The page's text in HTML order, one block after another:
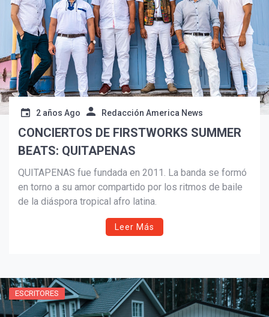
2 años Ago Redacción America News
CONCIERTOS DE FIRSTWORKS SUMMER
BEATS: QUITAPENAS
QUITAPENAS fue fundada en 2011. La banda se formó
en torno a su amor compartido por los ritmos de baile
de la diáspora tropical afro latina.
Leer Más
ESCRITORES